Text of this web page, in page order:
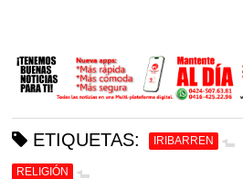
ETIQUETAS: IRIBARREN
RELIGIÓN